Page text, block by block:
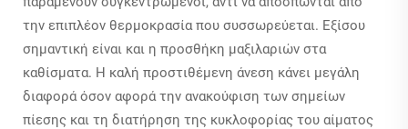
την επιπλέον θερμοκρασία που συσσωρεύεται. Εξίσου
σημαντική είναι και η προσθήκη μαξιλαριών στα
καθίσματα. Η καλή προστιθέμενη άνεση κάνει μεγάλη
διαφορά όσον αφορά την ανακούφιση των σημείων
πίεσης και τη διατήρηση της κυκλοφορίας του αίματος